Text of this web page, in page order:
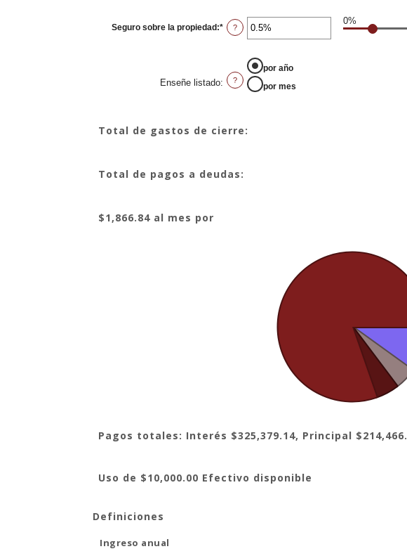
0%
y
Seguro sobre la propiedad :* Ingresa
un
10%
?
0%
Enseñe listado: ?
por año
por mes
Total de gastos de cierre:
Total de pagos a deudas:
$1,866.84 al mes por
Pagos totales: Interés $325,379.14, Principal
Uso de $10,000.00 Efectivo disponible
Definiciones
Ingreso anual